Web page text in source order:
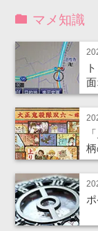
マメ知識